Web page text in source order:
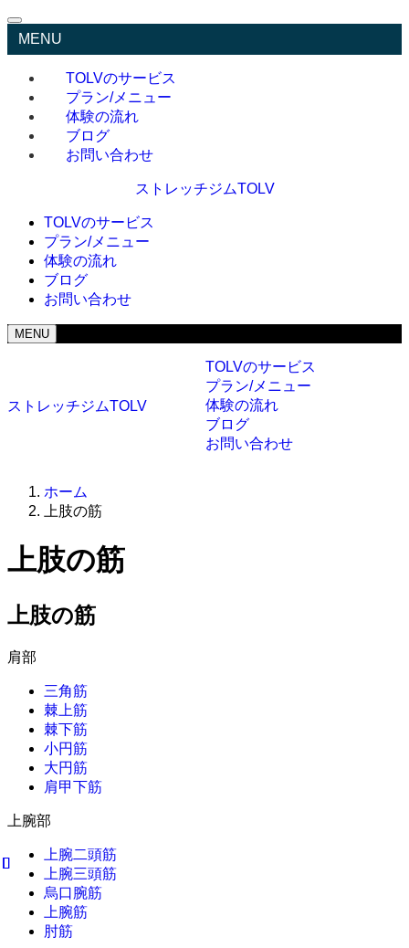
MENU
TOLVのサービス
プラン/メニュー
体験の流れ
ブログ
お問い合わせ
ストレッチジムTOLV
TOLVのサービス
プラン/メニュー
体験の流れ
ブログ
お問い合わせ
MENU
ストレッチジムTOLV
TOLVのサービス
プラン/メニュー
体験の流れ
ブログ
お問い合わせ
ホーム
上肢の筋
上肢の筋
上肢の筋
肩部
三角筋
棘上筋
棘下筋
小円筋
大円筋
肩甲下筋
上腕部
上腕二頭筋
上腕三頭筋
烏口腕筋
上腕筋
肘筋